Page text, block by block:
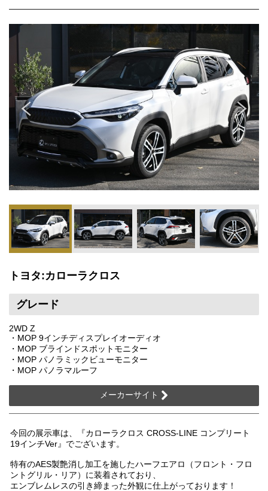
トヨタ:カローラクロス
グレード
2WD Z
・MOP 9インチディスプレイオーディオ
・MOP ブラインドスポットモニター
・MOP パノラミックビューモニター
・MOP パノラマルーフ
メーカーサイト
今回の展示車は、『カローラクロス CROSS-LINE コンプリート
19インチVer』でございます。
特有のAES製艶消し加工を施したハーフエアロ（フロント・フロ
ントグリル・リア）に装着されており、
エンブレムレスの引き締まった外観に仕上がっております！